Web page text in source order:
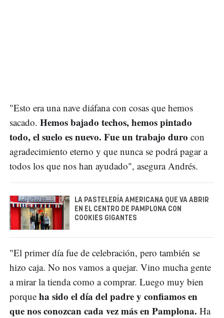
"Esto era una nave diáfana con cosas que hemos
sacado. Hemos bajado techos, hemos pintado
todo, el suelo es nuevo. Fue un trabajo duro con
agradecimiento eterno y que nunca se podrá pagar a
todos los que nos han ayudado", asegura Andrés.
LA PASTELERÍA AMERICANA QUE VA ABRIR
EN EL CENTRO DE PAMPLONA CON
COOKIES GIGANTES
"El primer día fue de celebración, pero también se
hizo caja. No nos vamos a quejar. Vino mucha gente
a mirar la tienda como a comprar. Luego muy bien
porque ha sido el día del padre y confiamos en
que nos conozcan cada vez más en Pamplona. Ha